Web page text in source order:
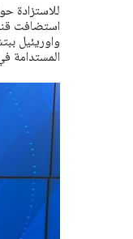
للاستزادة
استضافت
واوريئيل
المستدامة